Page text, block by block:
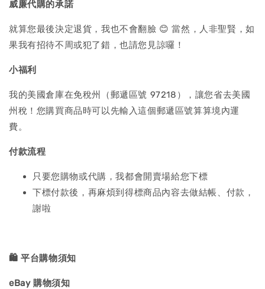
威廉代購的承諾
就算您最後決定退貨，我也不會翻臉 😊 當然，人非聖賢，如
果我有招待不周或犯了錯，也請您見諒囉！
小福利
我的美國倉庫在免稅州（郵遞區號 97218），讓您省去美國
州稅！您購買商品時可以先輸入這個郵遞區號算算境內運
費。
付款流程
只要您購物或代購，我都會開賣場給您下標
下標付款後，再麻煩到得標商品內容去做結帳、付款，
謝啦
🛍️ 平台購物須知
eBay 購物須知